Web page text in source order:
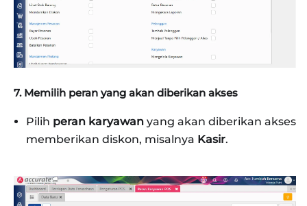
7. Memilih peran yang akan diberikan akses
Pilih peran karyawan yang akan diberikan akses
memberikan diskon, misalnya Kasir.